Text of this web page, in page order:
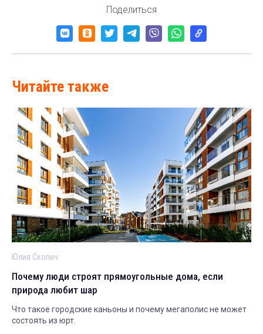
Поделиться
Читайте также
Юлия Скопич
Почему люди строят прямоугольные дома, если
природа любит шар
Что такое городские каньоны и почему мегаполис не может
состоять из юрт.